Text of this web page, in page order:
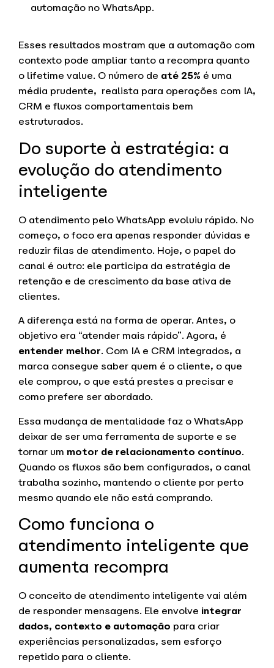
automação no WhatsApp.
Esses resultados mostram que a automação com
contexto pode ampliar tanto a recompra quanto
o lifetime value. O número de até 25% é uma
média prudente, realista para operações com IA,
CRM e fluxos comportamentais bem
estruturados.
Do suporte à estratégia: a
evolução do atendimento
inteligente
O atendimento pelo WhatsApp evoluiu rápido. No
começo, o foco era apenas responder dúvidas e
reduzir filas de atendimento. Hoje, o papel do
canal é outro: ele participa da estratégia de
retenção e de crescimento da base ativa de
clientes.
A diferença está na forma de operar. Antes, o
objetivo era “atender mais rápido”. Agora, é
entender melhor. Com IA e CRM integrados, a
marca consegue saber quem é o cliente, o que
ele comprou, o que está prestes a precisar e
como prefere ser abordado.
Essa mudança de mentalidade faz o WhatsApp
deixar de ser uma ferramenta de suporte e se
tornar um motor de relacionamento contínuo.
Quando os fluxos são bem configurados, o canal
trabalha sozinho, mantendo o cliente por perto
mesmo quando ele não está comprando.
Como funciona o
atendimento inteligente que
aumenta recompra
O conceito de atendimento inteligente vai além
de responder mensagens. Ele envolve integrar
dados, contexto e automação para criar
experiências personalizadas, sem esforço
repetido para o cliente.